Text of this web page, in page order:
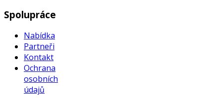
Spolupráce
Nabídka
Partneři
Kontakt
Ochrana
osobních
údajů